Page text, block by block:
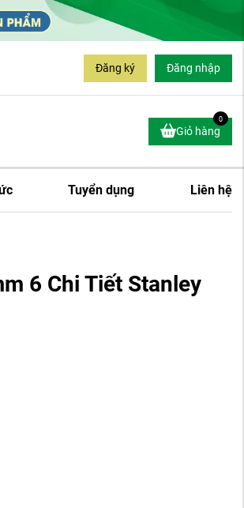
Đăng ký Đăng nhập
Giỏ hàng
0
Tuyển dụng Liên hệ
6 Chi Tiết Stanley